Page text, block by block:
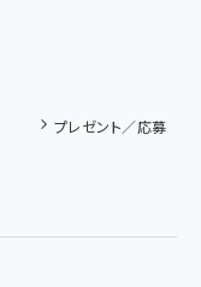
プレゼント／応募